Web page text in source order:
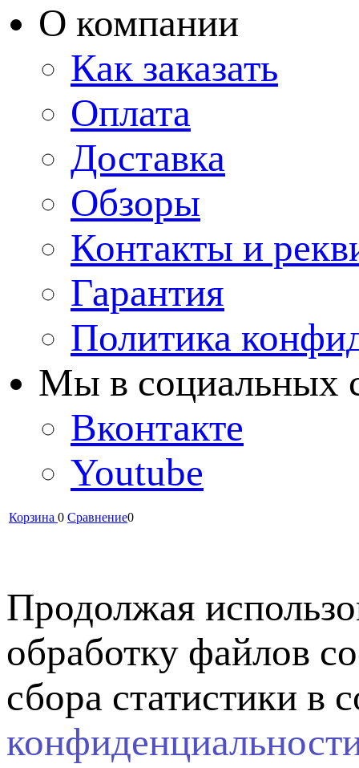
О компании
Как заказать
Оплата
Доставка
Обзоры
Контакты и
Гарантия
Политика
Мы в cоциальных
Вконтакте
Youtube
Корзина 0 Сравнение0
Продолжая
обработку файлов
сбора статистики в